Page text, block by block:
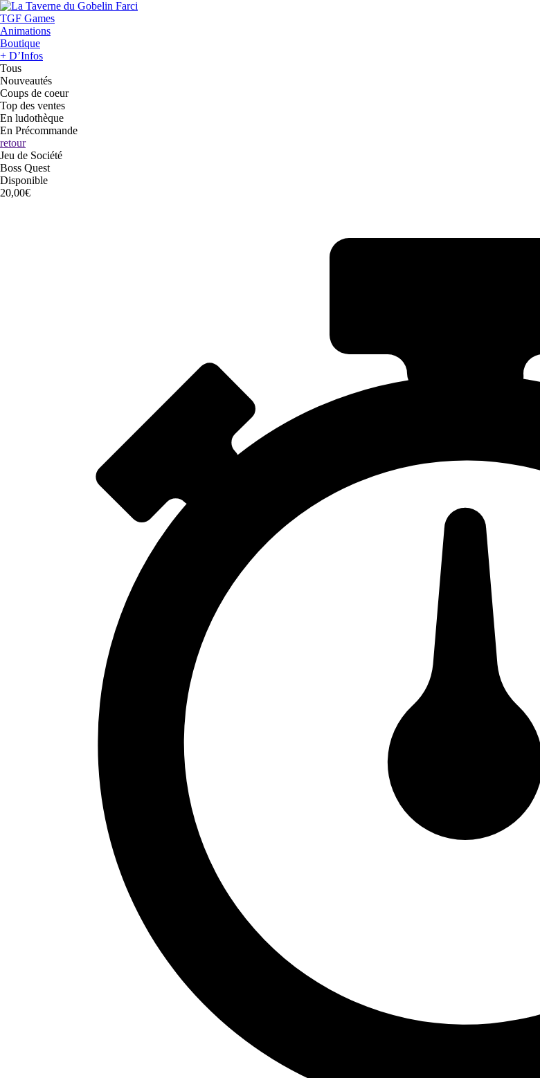
TGF Games
Animations
Boutique
+ D’Infos
Tous
Nouveautés
Coups de coeur
Top des ventes
En ludothèque
En Précommande
retour
Jeu de Société
Boss Quest
Disponible
20,00€